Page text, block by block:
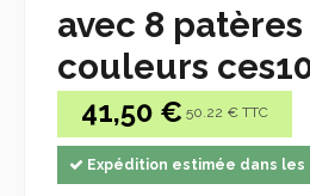
avec 8 patères
couleurs
41,50 € 50.22 € TTC
Expédition estimée dans les